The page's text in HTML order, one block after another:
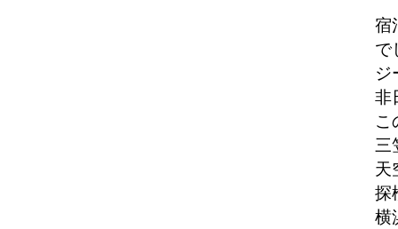
宿
で
ジ
非
こ
三
天
探
横